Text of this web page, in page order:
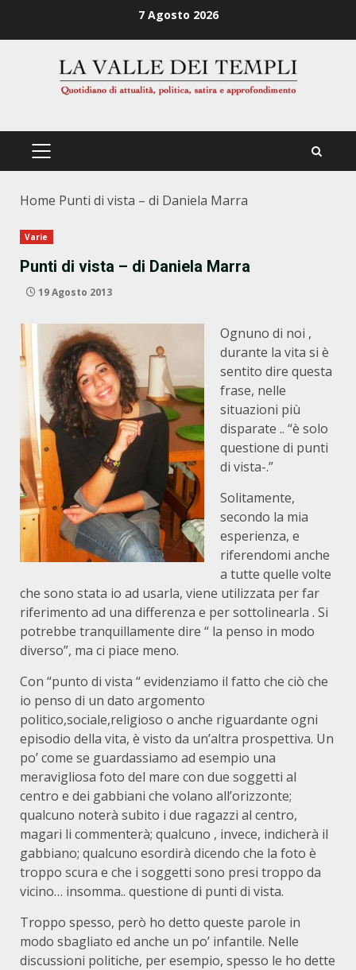
7 Agosto 2026
PRIMÄRES
Home Punti di vista – di Daniela Marra
Varie
Punti di vista – di Daniela Marra
19 Agosto 2013
Ognuno di noi ,
durante la vita si è
sentito dire questa
frase, nelle
situazioni più
disparate .. “è solo
questione di punti
di vista-.”
Solitamente,
secondo la mia
esperienza, e
riferendomi anche
a tutte quelle volte
che sono stata io ad usarla, viene utilizzata per far
riferimento ad una differenza e per sottolinearla . Si
potrebbe tranquillamente dire “ la penso in modo
diverso”, ma ci piace meno.
Con “punto di vista “ evidenziamo il fatto che ciò che
io penso di un dato argomento
politico,sociale,religioso o anche riguardante ogni
episodio della vita, è visto da un’altra prospettiva. Un
po’ come se guardassiamo ad esempio una
meravigliosa foto del mare con due soggetti al
centro e dei gabbiani che volano all’orizzonte;
qualcuno noterà subito i due ragazzi al centro,
magari li commenterà; qualcuno , invece, indicherà il
gabbiano; qualcuno esordirà dicendo che la foto è
troppo scura e che i soggetti sono presi troppo da
vicino… insomma.. questione di punti di vista.
Troppo spesso, però ho detto queste parole in
modo sbagliato ed anche un po’ infantile. Nelle
discussioni politiche, per esempio, spesso le ho dette